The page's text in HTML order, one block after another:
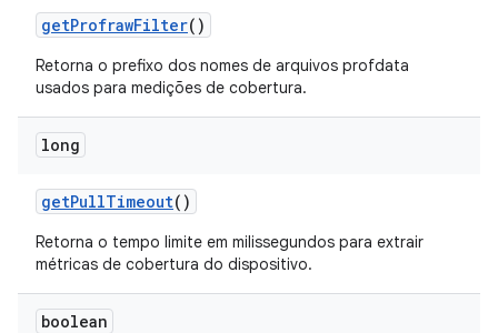
getProfrawFilter()
Retorna o prefixo dos nomes de arquivos profdata
usados para medições de cobertura.
long
getPullTimeout()
Retorna o tempo limite em milissegundos para extrair
métricas de cobertura do dispositivo.
boolean